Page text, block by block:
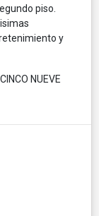
piso.
y
NUEVE